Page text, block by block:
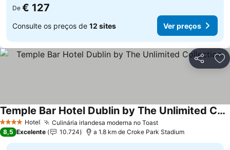
De € 127
Consulte os preços de 12 sites Ver preços
Partilhar
4 EstrelasHotel Culinária irlandesa moderna no ToastVer preços
Temple Bar Hotel Dublin by The Unlimited Collection
Ver preços
8,5 Excelente 10.724 a 1.8 km de Croke Park Stadium